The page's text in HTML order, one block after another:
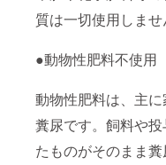
質は一切使用しませ
●動物性肥料不使用
動物性肥料は、主
糞尿です。飼料や
たものがそのまま糞